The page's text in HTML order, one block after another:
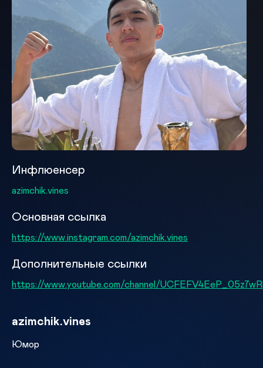
Инфлюенсер
azimchik.vines
Основная ссылка
https://www.instagram.com/azimchik.vines
Дополнительные ссылки
https://www.youtube.com/channel/
azimchik.vines
Юмор